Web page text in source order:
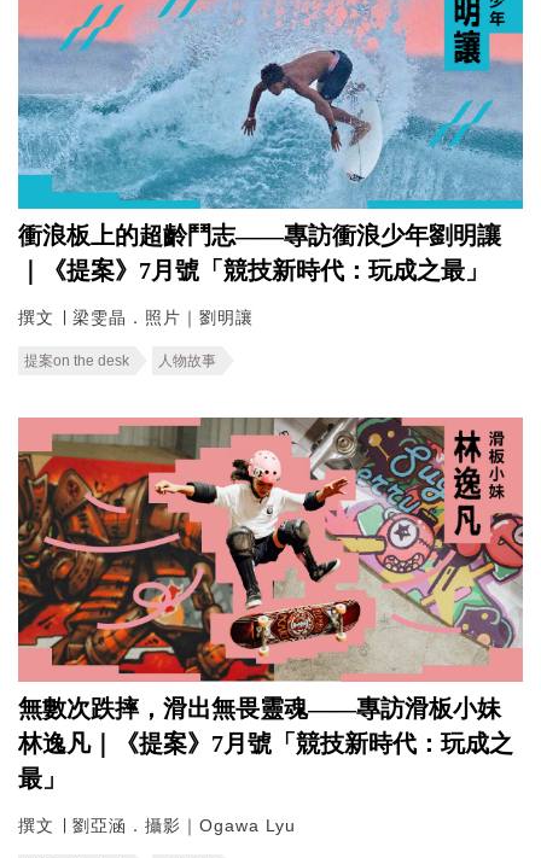
衝浪板上的超齡鬥志——專訪衝浪少年劉明讓
｜《提案》7月號「競技新時代：玩成之最」
撰文 ∣ 梁雯晶．照片｜劉明讓
提案on the desk 人物故事
無數次跌摔，滑出無畏靈魂——專訪滑板小妹
林逸凡｜《提案》7月號「競技新時代：玩成之
最」
撰文 ∣ 劉亞涵．攝影｜Ogawa Lyu